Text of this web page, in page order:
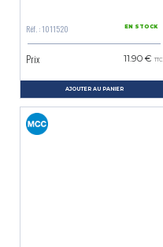
Réf. : 1011520 EN STOCK
Prix 11.90 € TTC
AJOUTER AU PANIER